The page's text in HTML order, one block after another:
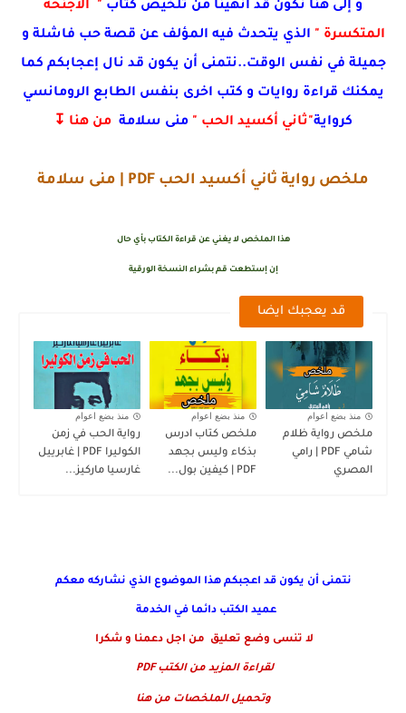
و إلى هنا نكون قد انهينا من تلخيص كتاب " الأجنحة
المتكسرة " الذي يتحدث فيه المؤلف عن قصة حب فاشلة و
جميلة في نفس الوقت..نتمنى أن يكون قد نال إعجابكم كما
يمكنك قراءة روايات و كتب اخرى بنفس الطابع الرومانسي
كرواية"ثاني أكسيد الحب " منى سلامة من هنا ↧
ملخص رواية ثاني أكسيد الحب PDF | منى سلامة
هذا الملخص لا يغني عن قراءة الكتاب بأي حال
إن إستطعت قم بشراء النسخة الورقية
قد يعجبك ايضا
منذ بضع اعوام
ملخص رواية ظلام
شامي PDF | رامي
المصري
منذ بضع اعوام
ملخص كتاب ادرس
بذكاء وليس بجهد
PDF | كيفين بول...
منذ بضع اعوام
رواية الحب في زمن
الكوليرا PDF | غابرييل
غارسيا ماركيز...
نتمنى أن يكون قد اعجبكم هذا الموضوع الذي نشاركه معكم
عميد الكتب دائما في الخدمة
لا تنسى وضع تعليق من اجل دعمنا و شكرا
لقراءة المزيد من الكتب PDF
وتحميل الملخصات من هنا